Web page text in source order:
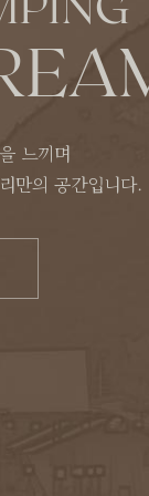
느끼며
만의 공간입니다.